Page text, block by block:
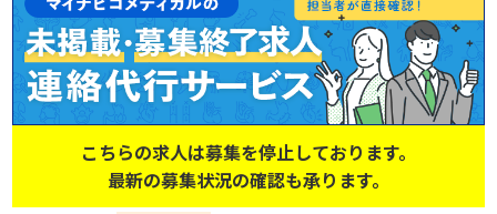
こちらの求人は募集を停止しております。
最新の募集状況の確認も承ります。